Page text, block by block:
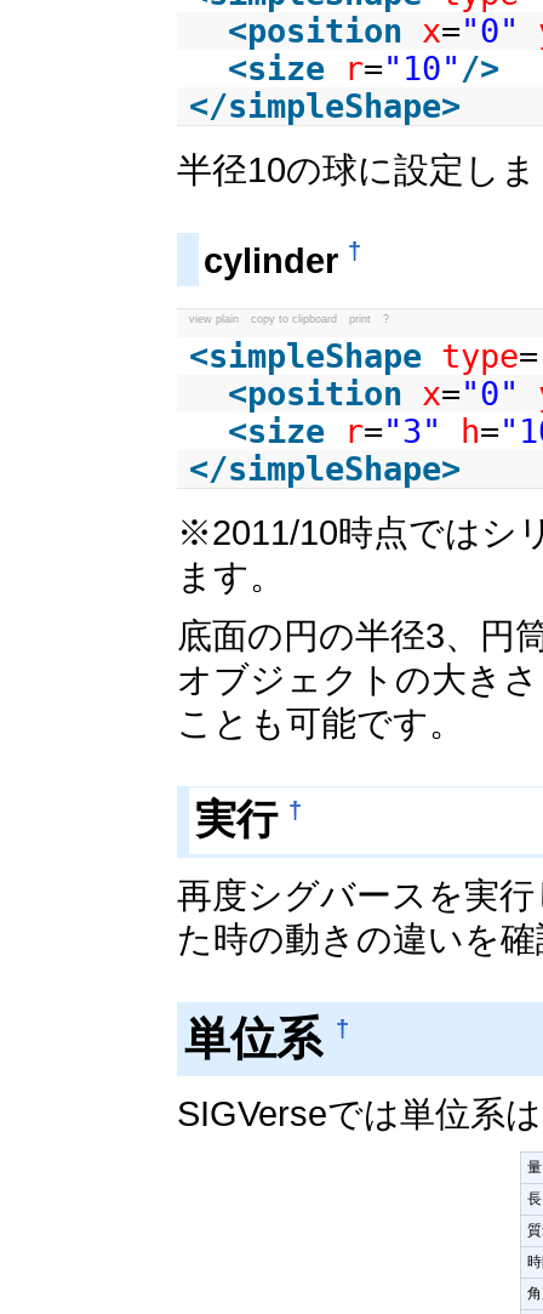
<position x="0"
<size r="10"/>
</simpleShape>
半径10の球に設定し
cylinder †
view plain copy to clipboard print ?
<simpleShape type=
<position x="0"
<size r="3" h=
</simpleShape>
※2011/10時点ではシ
ます。
底面の円の半径3、円
オブジェクトの大き
ことも可能です。
実行 †
再度シグバースを実
た時の動きの違いを
単位系 †
SIGVerseでは単位系
量